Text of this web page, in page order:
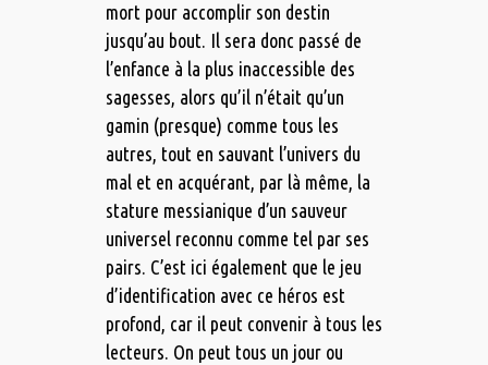
mort pour accomplir son destin
jusqu’au bout. Il sera donc passé de
l’enfance à la plus inaccessible des
sagesses, alors qu’il n’était qu’un
gamin (presque) comme tous les
autres, tout en sauvant l’univers du
mal et en acquérant, par là même, la
stature messianique d’un sauveur
universel reconnu comme tel par ses
pairs. C’est ici également que le jeu
d’identification avec ce héros est
profond, car il peut convenir à tous les
lecteurs. On peut tous un jour ou